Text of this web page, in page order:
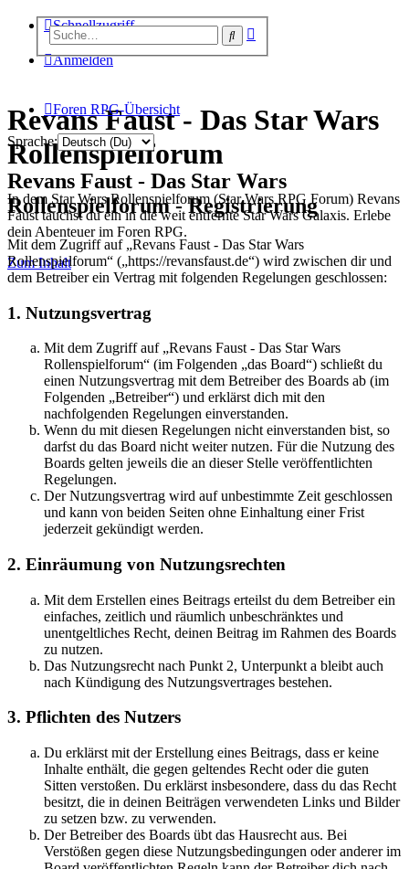
Schnellzugriff
Anmelden
Suche
Revans Faust - Das Star Wars
Rollenspielforum
In dem Star Wars Rollenspielforum (Star Wars RPG Forum) Revans
Faust tauchst du ein in die weit entfernte Star Wars Galaxis. Erlebe
dein Abenteuer im Foren RPG.
Zum Inhalt
Foren RPG-Übersicht
Sprache:
Revans Faust - Das Star Wars
Rollenspielforum - Registrierung
Mit dem Zugriff auf „Revans Faust - Das Star Wars
Rollenspielforum“ („https://revansfaust.de“) wird zwischen dir und
dem Betreiber ein Vertrag mit folgenden Regelungen geschlossen:
1. Nutzungsvertrag
Mit dem Zugriff auf „Revans Faust - Das Star Wars
Rollenspielforum“ (im Folgenden „das Board“) schließt du
einen Nutzungsvertrag mit dem Betreiber des Boards ab (im
Folgenden „Betreiber“) und erklärst dich mit den
nachfolgenden Regelungen einverstanden.
Wenn du mit diesen Regelungen nicht einverstanden bist, so
darfst du das Board nicht weiter nutzen. Für die Nutzung des
Boards gelten jeweils die an dieser Stelle veröffentlichten
Regelungen.
Der Nutzungsvertrag wird auf unbestimmte Zeit geschlossen
und kann von beiden Seiten ohne Einhaltung einer Frist
jederzeit gekündigt werden.
2. Einräumung von Nutzungsrechten
Mit dem Erstellen eines Beitrags erteilst du dem Betreiber ein
einfaches, zeitlich und räumlich unbeschränktes und
unentgeltliches Recht, deinen Beitrag im Rahmen des Boards
zu nutzen.
Das Nutzungsrecht nach Punkt 2, Unterpunkt a bleibt auch
nach Kündigung des Nutzungsvertrages bestehen.
3. Pflichten des Nutzers
Du erklärst mit der Erstellung eines Beitrags, dass er keine
Inhalte enthält, die gegen geltendes Recht oder die guten
Sitten verstoßen. Du erklärst insbesondere, dass du das Recht
besitzt, die in deinen Beiträgen verwendeten Links und Bilder
zu setzen bzw. zu verwenden.
Der Betreiber des Boards übt das Hausrecht aus. Bei
Verstößen gegen diese Nutzungsbedingungen oder anderer im